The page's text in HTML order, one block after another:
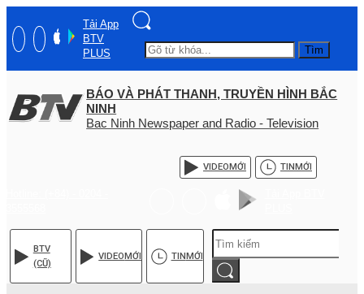
Tải App
BTV
PLUS
Tìm
BÁO VÀ PHÁT THANH, TRUYỀN HÌNH BẮC
NINH
Bac Ninh Newspaper and Radio - Television
VIDEOMỚI TINMỚI
BTV
(CŨ)
VIDEOMỚI TINMỚI